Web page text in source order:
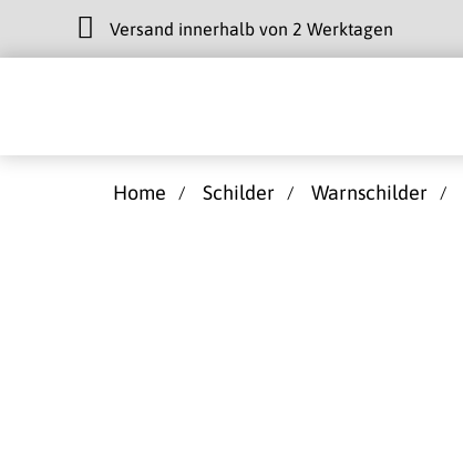
Versand innerhalb von 2 Werktagen
Home Schilder Warnschilder